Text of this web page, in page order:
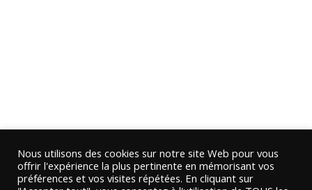
Nous utilisons des cookies sur notre site Web pour vous
offrir l'expérience la plus pertinente en mémorisant vos
préférences et vos visites répétées. En cliquant sur